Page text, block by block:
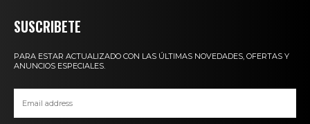
SUSCRIBETE
PARA ESTAR ACTUALIZADO CON LAS ÚLTIMAS NOVEDADES, OFERTAS Y
ANUNCIOS ESPECIALES.